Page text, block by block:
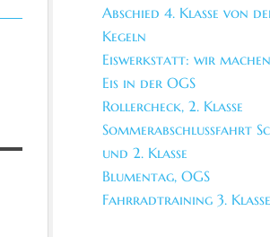
Abschied 4. Klasse von
Kegeln
Eiswerkstatt: wir
Eis in der OGS
Rollercheck, 2. Klasse
Sommerabschlussfahrt
und 2. Klasse
Blumentag, OGS
Fahrradtraining 3. Klasse